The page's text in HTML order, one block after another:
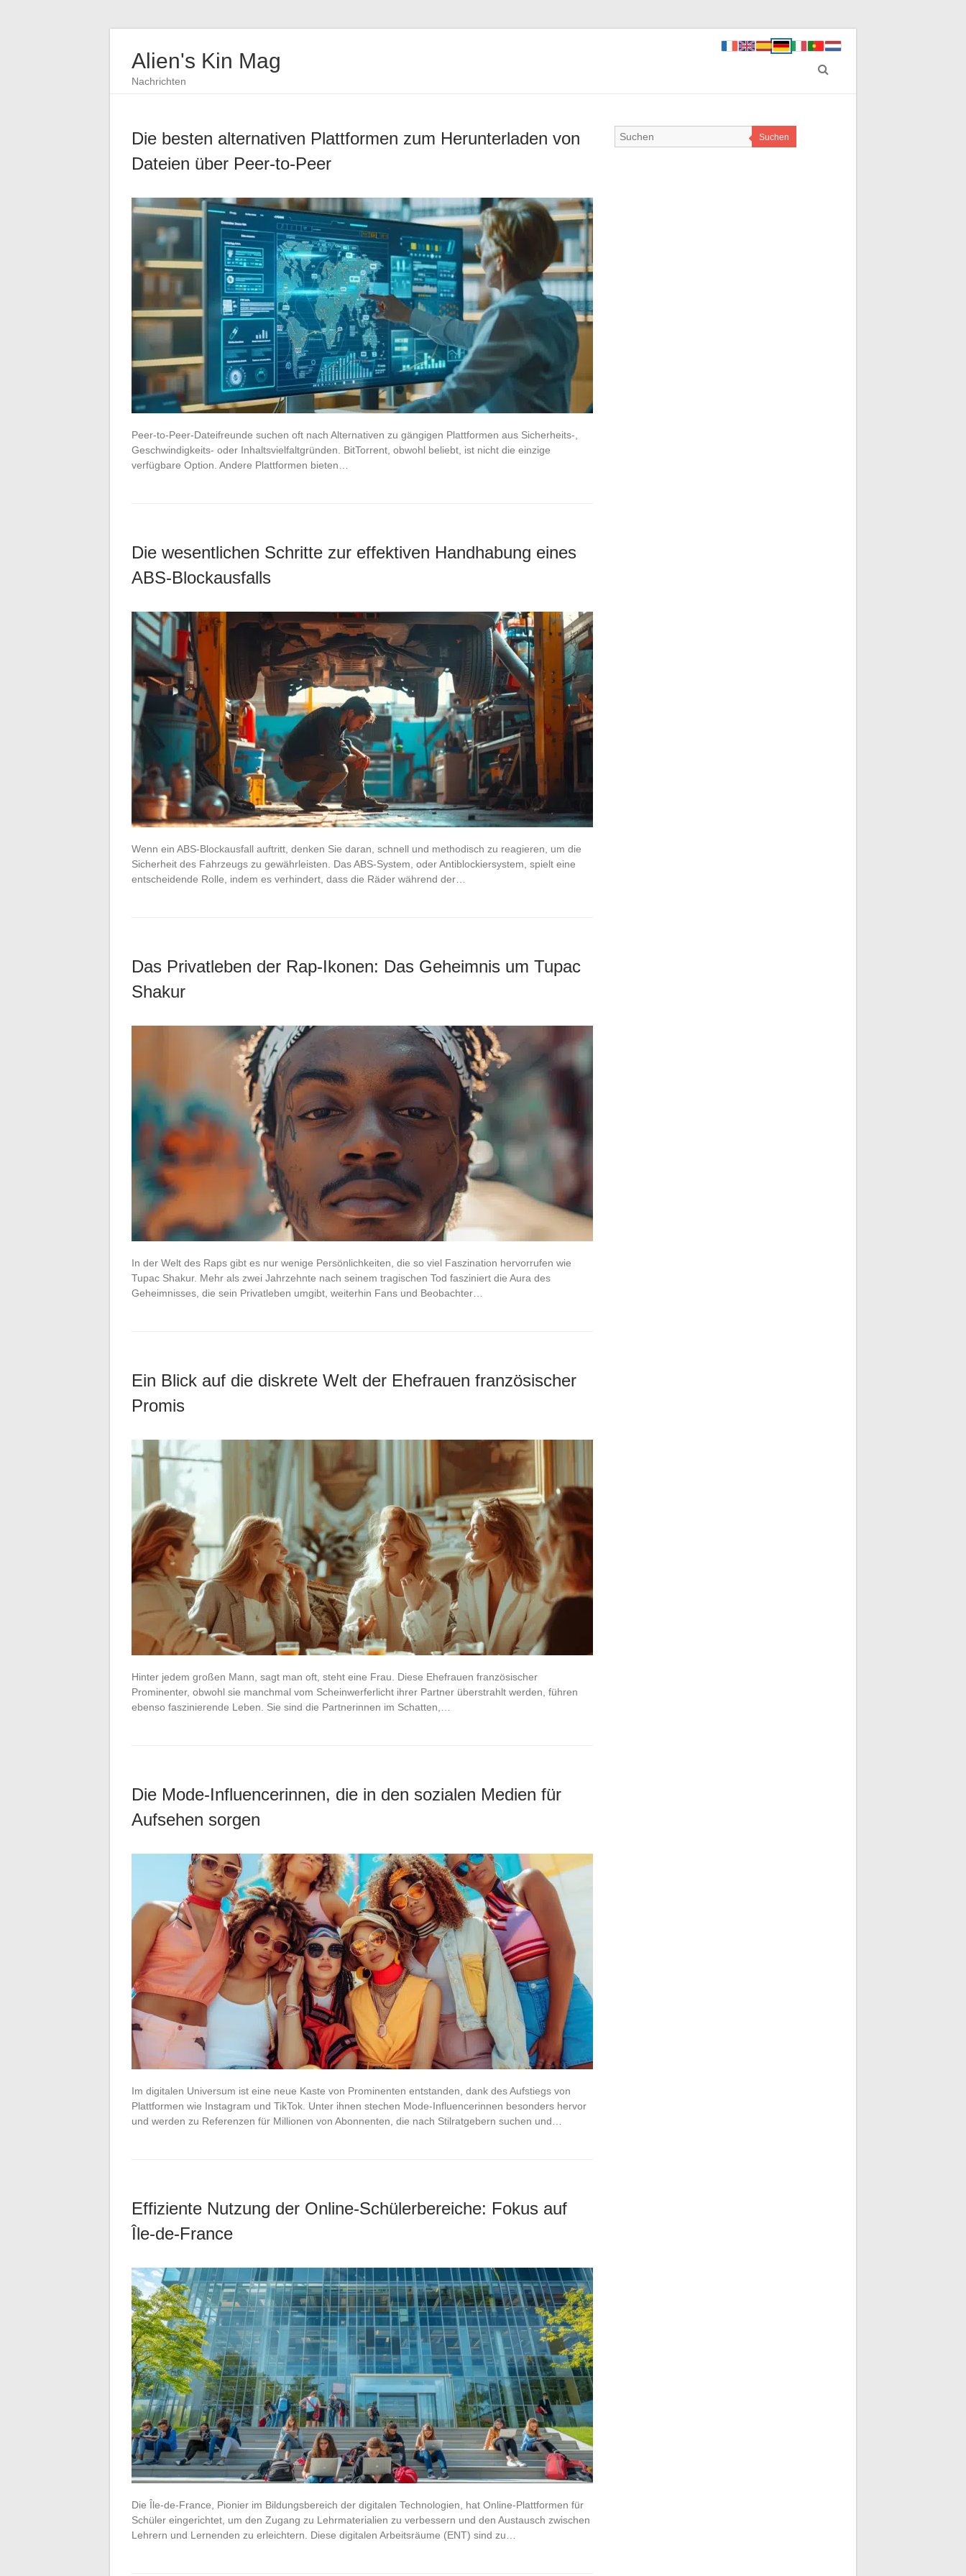
Alien's Kin Mag
Nachrichten
Die besten alternativen Plattformen zum Herunterladen von
Dateien über Peer-to-Peer
Peer-to-Peer-Dateifreunde suchen oft nach Alternativen zu gängigen Plattformen aus Sicherheits-,
Geschwindigkeits- oder Inhaltsvielfaltgründen. BitTorrent, obwohl beliebt, ist nicht die einzige
verfügbare Option. Andere Plattformen bieten…
Die wesentlichen Schritte zur effektiven Handhabung eines
ABS-Blockausfalls
Wenn ein ABS-Blockausfall auftritt, denken Sie daran, schnell und methodisch zu reagieren, um die
Sicherheit des Fahrzeugs zu gewährleisten. Das ABS-System, oder Antiblockiersystem, spielt eine
entscheidende Rolle, indem es verhindert, dass die Räder während der…
Das Privatleben der Rap-Ikonen: Das Geheimnis um Tupac
Shakur
In der Welt des Raps gibt es nur wenige Persönlichkeiten, die so viel Faszination hervorrufen wie
Tupac Shakur. Mehr als zwei Jahrzehnte nach seinem tragischen Tod fasziniert die Aura des
Geheimnisses, die sein Privatleben umgibt, weiterhin Fans und Beobachter…
Ein Blick auf die diskrete Welt der Ehefrauen französischer
Promis
Hinter jedem großen Mann, sagt man oft, steht eine Frau. Diese Ehefrauen französischer
Prominenter, obwohl sie manchmal vom Scheinwerferlicht ihrer Partner überstrahlt werden, führen
ebenso faszinierende Leben. Sie sind die Partnerinnen im Schatten,…
Die Mode-Influencerinnen, die in den sozialen Medien für
Aufsehen sorgen
Im digitalen Universum ist eine neue Kaste von Prominenten entstanden, dank des Aufstiegs von
Plattformen wie Instagram und TikTok. Unter ihnen stechen Mode-Influencerinnen besonders hervor
und werden zu Referenzen für Millionen von Abonnenten, die nach Stilratgebern suchen und…
Effiziente Nutzung der Online-Schülerbereiche: Fokus auf
Île-de-France
Die Île-de-France, Pionier im Bildungsbereich der digitalen Technologien, hat Online-Plattformen für
Schüler eingerichtet, um den Zugang zu Lehrmaterialien zu verbessern und den Austausch zwischen
Lehrern und Lernenden zu erleichtern. Diese digitalen Arbeitsräume (ENT) sind zu…
Suchen